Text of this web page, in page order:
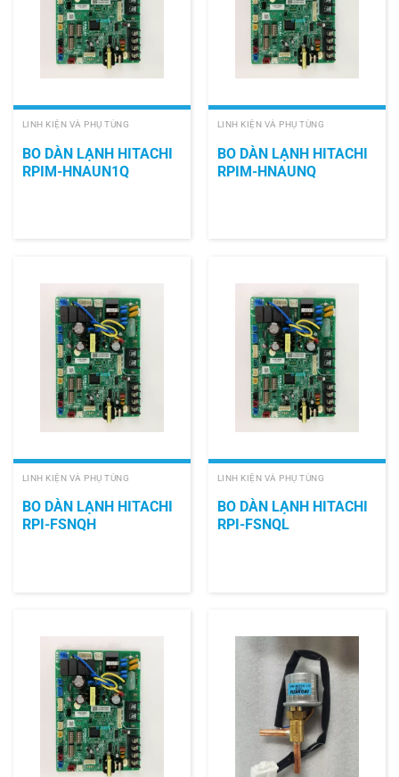
LINH KIỆN VÀ PHỤ TÙNG
BO DÀN LẠNH HITACHI
RPIM-HNAUN1Q
LINH KIỆN VÀ PHỤ TÙNG
BO DÀN LẠNH HITACHI
RPIM-HNAUNQ
LINH KIỆN VÀ PHỤ TÙNG
BO DÀN LẠNH HITACHI
RPI-FSNQH
LINH KIỆN VÀ PHỤ TÙNG
BO DÀN LẠNH HITACHI
RPI-FSNQL